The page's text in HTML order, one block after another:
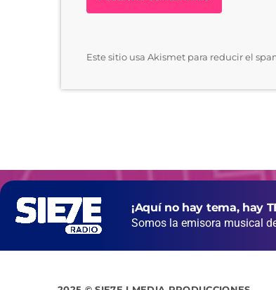
Este sitio usa Akismet para reducir el
¡Aquí no hay tema, hay
Somos la emisora musical